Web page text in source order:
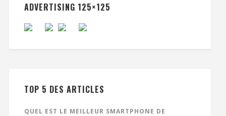
ADVERTISING 125×125
TOP 5 DES ARTICLES
QUEL EST LE MEILLEUR SMARTPHONE DE